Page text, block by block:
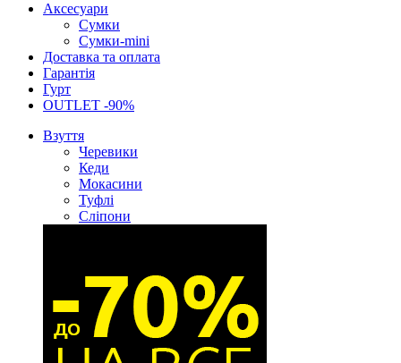
Аксесуари
Сумки
Сумки-mini
Доставка та оплата
Гарантія
Гурт
OUTLET -90%
Взуття
Черевики
Кеди
Мокасини
Туфлі
Сліпони